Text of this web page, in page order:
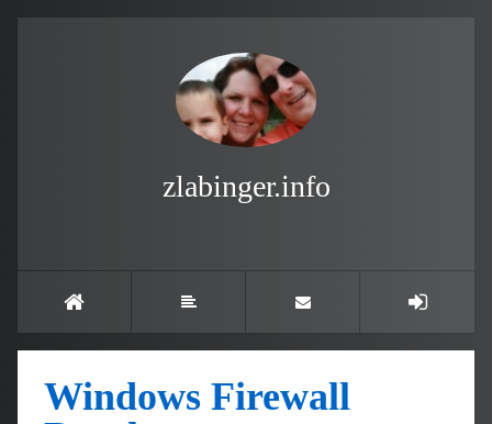
zlabinger.info
Windows Firewall